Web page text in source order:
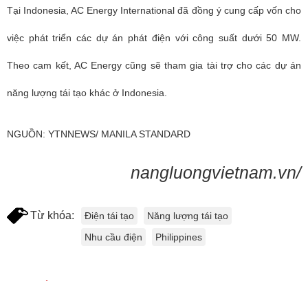
Tại Indonesia , AC Energy International đã đồng ý cung cấp vốn cho
việc phát triển các dự án phát điện với công suất dưới 50 MW.
Theo cam kết, AC Energy cũng sẽ tham gia tài trợ cho các dự án
năng lượng tái tạo khác ở Indonesia.
NGUỒN: YTNNEWS/ MANILA STANDARD
nangluongvietnam.vn/
Từ khóa: Điện tái tạo
Năng lượng tái tạo
Nhu cầu điện
Philippines